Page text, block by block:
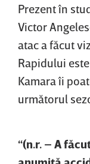
Prezent în
Victor
atac a făcut
Rapidului
Kamara îi
următorul
“(n.r. – A